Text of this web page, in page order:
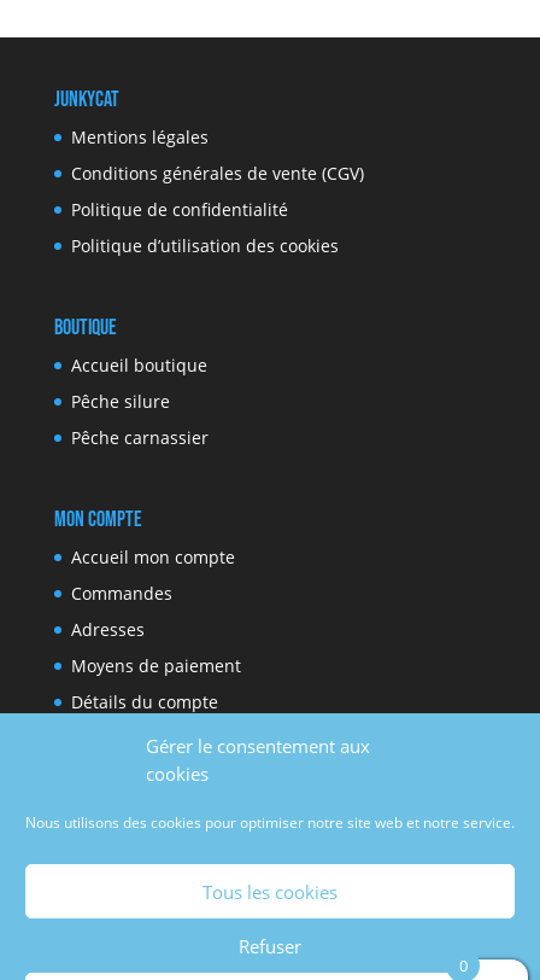
Gérer le consentement aux
cookies
Nous utilisons des cookies pour optimiser notre site web et notre service.
Tous les cookies
Refuser
JunkyCat
Mentions légales
Conditions générales de vente (CGV)
Politique de confidentialité
Politique d’utilisation des cookies
Boutique
Accueil boutique
Pêche silure
Pêche carnassier
Mon compte
Accueil mon compte
Commandes
Adresses
Moyens de paiement
Détails du compte
Réseaux sociaux
Facebook Youtube
0